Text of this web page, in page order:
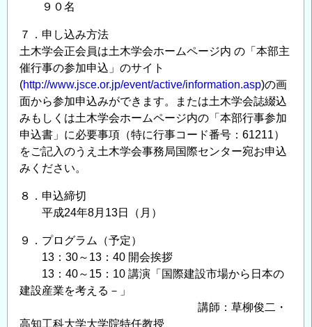
９０名
７．申し込み方法
土木学会正会員は土木学会ホームページ内 の「本部主
催行事の参加申込」のサイト
(http://www.jsce.or.jp/event/active/information.asp)の画
面から参加申込みができます。または土木学会誌綴込
みもしくは土木学会ホームページ内の「本部行事参加
申込書」に必要事項（特に行事コード番号：61211）
をご記入のうえ土木学会事務局国際センター宛お申込
みください。
８．申込締切
平成24年8月13日（月）
９．プログラム（予定）
13：30～13：40 開会挨拶
13：40～15：10 講演「国際建設市場から日本の
建設産業を考える－」
講師：草柳俊二・
高知工科大学大学院特任教授